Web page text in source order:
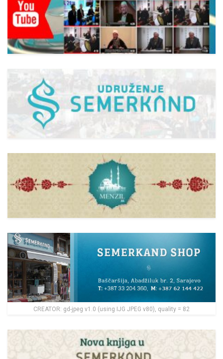
CREATOR: gd-jpeg v1.0 (using IJG JPEG v80), quality = 82